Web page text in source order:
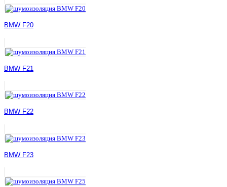
BMW F20
BMW F21
BMW F22
BMW F23